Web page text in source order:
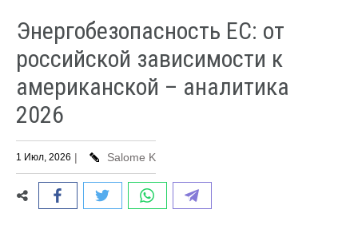
Энергобезопасность ЕС: от
российской зависимости к
американской – аналитика
2026
1 Июл, 2026 | Salome K